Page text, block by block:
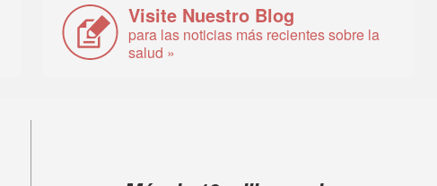
Visite Nuestro Blog
para las noticias más recientes sobre la
salud »